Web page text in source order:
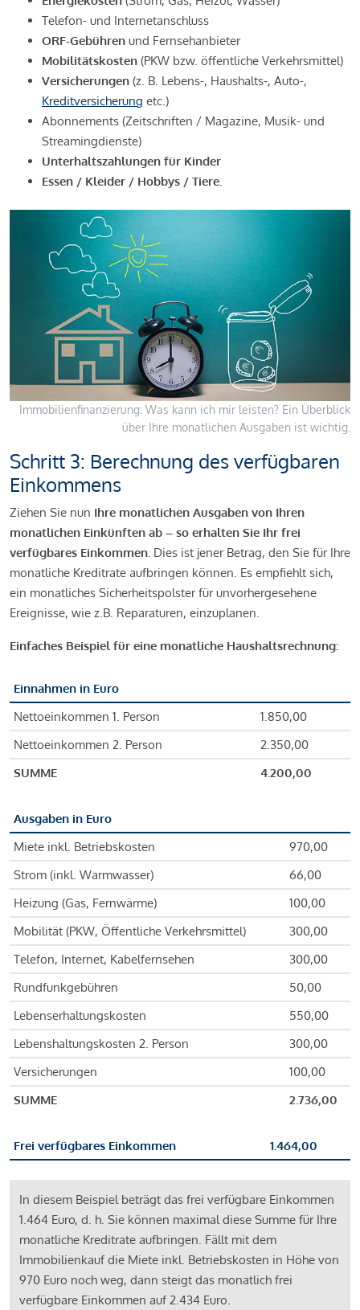
Telefon- und Internetanschluss
ORF-Gebühren und Fernsehanbieter
Mobilitätskosten (PKW bzw. öffentliche Verkehrsmittel)
Versicherungen (z. B. Lebens-, Haushalts-, Auto-,
Kreditversicherung etc.)
Abonnements (Zeitschriften / Magazine, Musik- und
Streamingdienste)
Unterhaltszahlungen für Kinder
Essen / Kleider / Hobbys / Tiere.
Immobilienfinanzierung: Was kann ich mir leisten? Ein Überblick
über Ihre monatlichen Ausgaben ist wichtig.
Schritt 3: Berechnung des verfügbaren
Einkommens
Ziehen Sie nun Ihre monatlichen Ausgaben von Ihren
monatlichen Einkünften ab – so erhalten Sie Ihr frei
verfügbares Einkommen. Dies ist jener Betrag, den Sie für Ihre
monatliche Kreditrate aufbringen können. Es empfiehlt sich,
ein monatliches Sicherheitspolster für unvorhergesehene
Ereignisse, wie z.B. Reparaturen, einzuplanen.
Einfaches Beispiel für eine monatliche Haushaltsrechnung:
Einnahmen in Euro
Nettoeinkommen 1. Person
1.850,00
Nettoeinkommen 2. Person
2.350,00
SUMME
4.200,00
Ausgaben in Euro
Miete inkl. Betriebskosten
970,00
Strom (inkl. Warmwasser)
66,00
Heizung (Gas, Fernwärme)
100,00
Mobilität (PKW, Öffentliche Verkehrsmittel)
300,00
Telefon, Internet, Kabelfernsehen
300,00
Rundfunkgebühren
50,00
Lebenserhaltungskosten
550,00
Lebenshaltungskosten 2. Person
300,00
Versicherungen
100,00
SUMME
2.736,00
Frei verfügbares Einkommen 1.464,00
In diesem Beispiel beträgt das frei verfügbare Einkommen
1.464 Euro, d. h. Sie können maximal diese Summe für Ihre
monatliche Kreditrate aufbringen. Fällt mit dem
Immobilienkauf die Miete inkl. Betriebskosten in Höhe von
970 Euro noch weg, dann steigt das monatlich frei
verfügbare Einkommen auf 2.434 Euro.